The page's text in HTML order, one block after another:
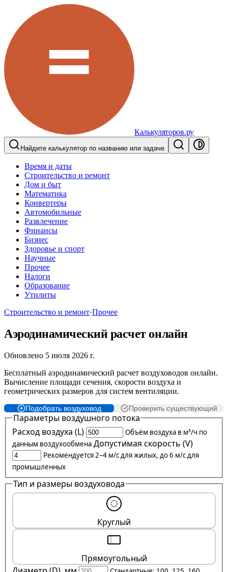
Калькуляторов.ру
Найдите калькулятор по названию или задаче
Время и даты
Строительство и ремонт
Дом и быт
Математика
Конвертеры
Автомобильные
Развлечение
Финансы
Бизнес
Здоровье и спорт
Научные
Прочее
Налоги
Образование
Утилиты
Строительство и ремонт·Прочее
Аэродинамический расчет онлайн
Обновлено 5 июля 2026 г.
Бесплатный аэродинамический расчет воздуховодов онлайн.
Вычисление площади сечения, скорости воздуха и
геометрических размеров для систем вентиляции.
Подобрать воздуховод Проверить существующий
Параметры воздушного потока
Расход воздуха (L)
Объём воздуха в м³/ч по
данным воздухообмена Допустимая скорость (V)
Рекомендуется 2–4 м/с для жилых, до 6 м/с для
промышленных
Тип и размеры воздуховода
Круглый
Прямоугольный